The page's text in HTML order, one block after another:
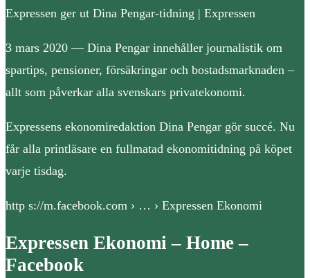
Expressen ger ut Dina Pengar-tidning | Expressen
3 mars 2020 — Dina Pengar innehåller journalistik om
spartips, pensioner, försäkringar och bostadsmarknaden –
allt som påverkar alla svenskars privatekonomi.
Expressens ekonomiredaktion Dina Pengar gör succé. Nu
får alla printläsare en fullmatad ekonomitidning på köpet
varje tisdag.
http s://m.facebook.com › … › Expressen Ekonomi
Expressen Ekonomi – Home –
Facebook